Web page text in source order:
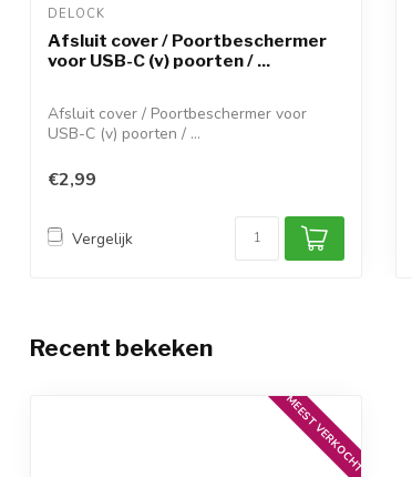
DELOCK
Afsluit cover / Poortbeschermer
voor USB-C (v) poorten / ...
Afsluit cover / Poortbeschermer voor
USB-C (v) poorten / ...
€2,99
Vergelijk
Recent bekeken
MEEST VERKOCHT